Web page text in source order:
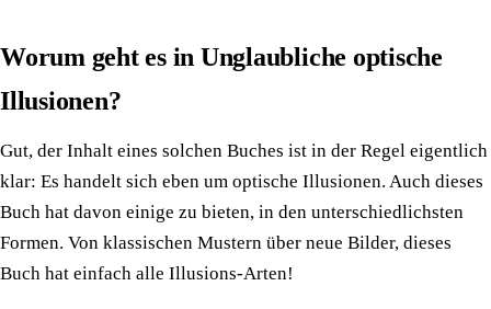
Worum geht es in Unglaubliche optische
Illusionen?
Gut, der Inhalt eines solchen Buches ist in der Regel eigentlich
klar: Es handelt sich eben um optische Illusionen. Auch dieses
Buch hat davon einige zu bieten, in den unterschiedlichsten
Formen. Von klassischen Mustern über neue Bilder, dieses
Buch hat einfach alle Illusions-Arten!